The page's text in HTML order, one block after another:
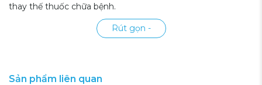
thay thế thuốc chữa bệnh.
Rút gọn -
Sản phẩm liên quan